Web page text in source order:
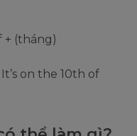
+ (tháng)
on the 10th of